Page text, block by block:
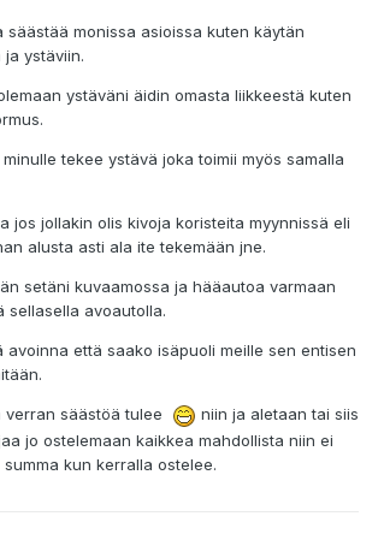
säästää monissa asioissa kuten käytän
ystäviin.
ystäväni äidin omasta liikkeestä kuten
tekee ystävä joka toimii myös samalla
jos jollakin olis kivoja koristeita myynnissä eli
alusta asti ala ite tekemään jne.
setäni kuvaamossa ja hääautoa varmaan
sellasella avoautolla.
avoinna että saako isäpuoli meille sen entisen
verran säästöä tulee
niin ja aletaan tai siis
jo ostelemaan kaikkea mahdollista niin ei
kun kerralla ostelee.